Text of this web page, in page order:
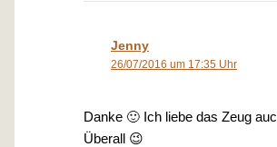
Jenny
26/07/2016 um 17:35 Uhr
Danke 🙂 Ich liebe das Zeug
Überall 😉